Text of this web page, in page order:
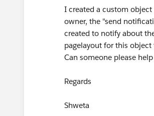
I created a custom
owner, the "send
created to notify about
pagelayout for this
Can someone please
Regards
Shweta